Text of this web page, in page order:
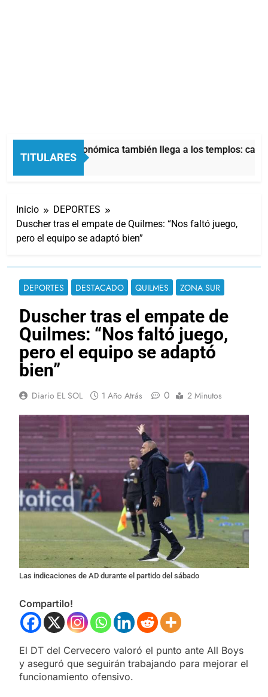
TITULARES
La crisis económica también llega a los templos: casi
2 Horas Atrás
Inicio
DEPORTES
Duscher tras el empate de Quilmes: “Nos faltó juego,
pero el equipo se adaptó bien”
DEPORTES DESTACADO QUILMES ZONA SUR
Duscher tras el empate de
Quilmes: “Nos faltó juego,
pero el equipo se adaptó
bien”
Diario EL SOL 1 Año Atrás 0 2 Minutos
Las indicaciones de AD durante el partido del sábado
Compartilo!
El DT del Cervecero valoró el punto ante All Boys
y aseguró que seguirán trabajando para mejorar el
funcionamiento ofensivo.